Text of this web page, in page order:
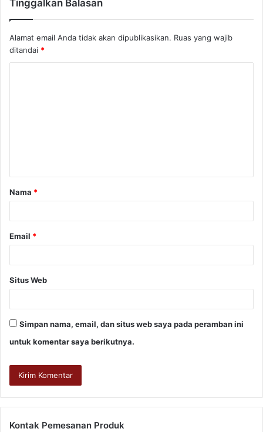
Tinggalkan Balasan
Alamat email Anda tidak akan dipublikasikan. Ruas yang wajib
ditandai *
Nama *
Email *
Situs Web
Simpan nama, email, dan situs web saya pada peramban ini
untuk komentar saya berikutnya.
Kontak Pemesanan Produk